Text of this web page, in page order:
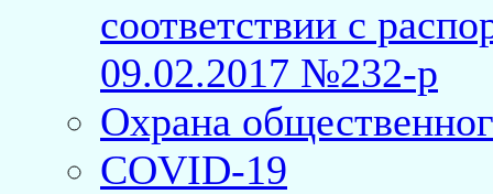
соответствии с
09.02.2017 №232-р
Охрана
COVID-19